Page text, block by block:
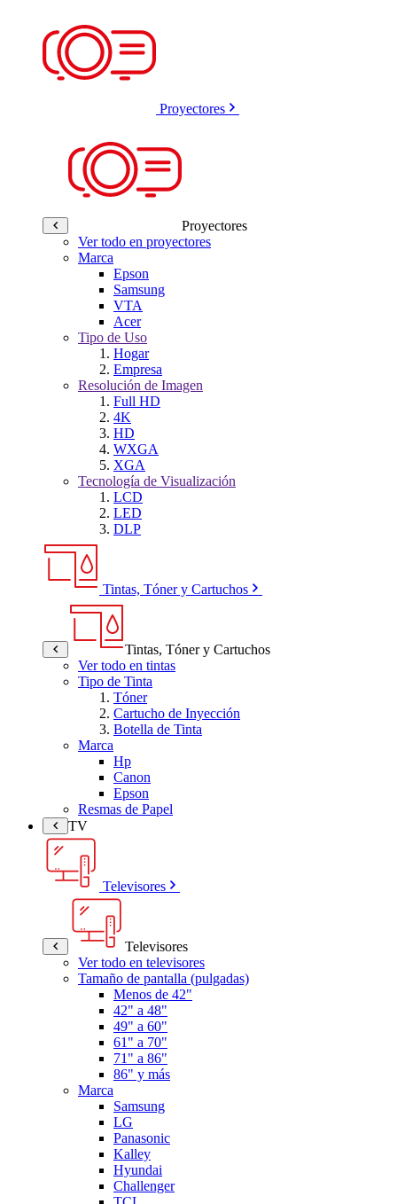
Proyectores
Proyectores
Ver todo en proyectores
Marca
Epson
Samsung
VTA
Acer
Tipo de Uso
Hogar
Empresa
Resolución de Imagen
Full HD
4K
HD
WXGA
XGA
Tecnología de Visualización
LCD
LED
DLP
Tintas, Tóner y Cartuchos
Tintas, Tóner y Cartuchos
Ver todo en tintas
Tipo de Tinta
Tóner
Cartucho de Inyección
Botella de Tinta
Marca
Hp
Canon
Epson
Resmas de Papel
TV
Televisores
Televisores
Ver todo en televisores
Tamaño de pantalla (pulgadas)
Menos de 42"
42" a 48"
49" a 60"
61" a 70"
71" a 86"
86" y más
Marca
Samsung
LG
Panasonic
Kalley
Hyundai
Challenger